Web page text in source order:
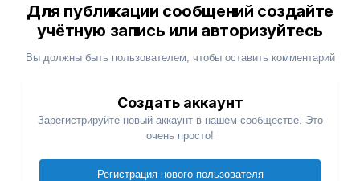
Для публикации сообщений создайте
учётную запись или авторизуйтесь
Вы должны быть пользователем, чтобы оставить комментарий
Создать аккаунт
Зарегистрируйте новый аккаунт в нашем сообществе. Это
очень просто!
Регистрация нового пользователя